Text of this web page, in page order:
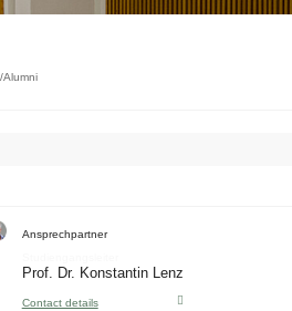
Alumni
Ansprechpartner
Prof. Dr. Konstantin Lenz
Contact details